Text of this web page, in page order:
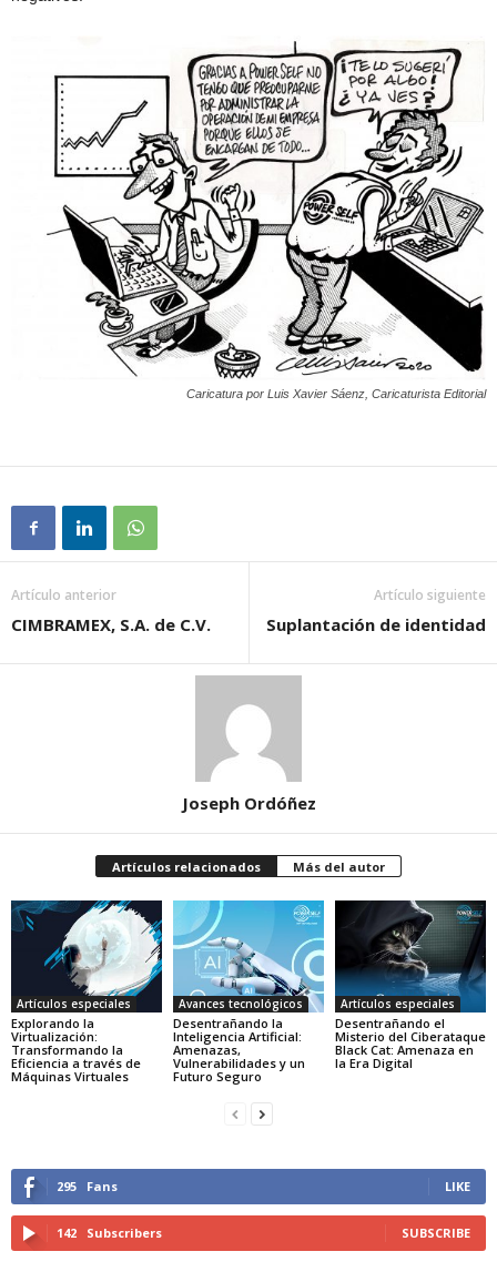
Caricatura por Luis Xavier Sáenz, Caricaturista Editorial
Artículo anterior
CIMBRAMEX, S.A. de C.V.
Artículo siguiente
Suplantación de identidad
Joseph Ordóñez
Artículos relacionados Más del autor
Artículos especiales
Explorando la
Virtualización:
Transformando la
Eficiencia a través de
Máquinas Virtuales
Avances tecnológicos
Desentrañando la
Inteligencia Artificial:
Amenazas,
Vulnerabilidades y un
Futuro Seguro
Artículos especiales
Desentrañando el
Misterio del Ciberataque
Black Cat: Amenaza en
la Era Digital
295 Fans LIKE
142 Subscribers SUBSCRIBE